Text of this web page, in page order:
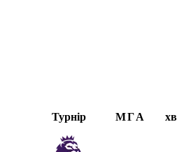
Турнір МГА хв